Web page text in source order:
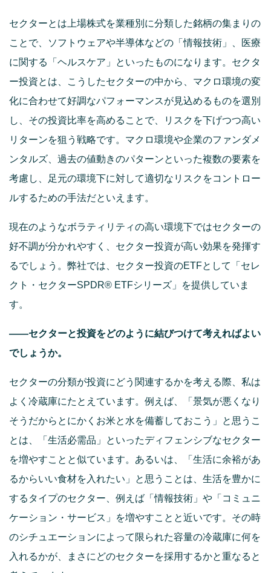
セクターとは上場株式を業種別に分類した銘柄の集まりの
ことで、ソフトウェアや半導体などの「情報技術」、医療
に関する「ヘルスケア」といったものになります。セクタ
ー投資とは、こうしたセクターの中から、マクロ環境の変
化に合わせて好調なパフォーマンスが見込めるものを選別
し、その投資比率を高めることで、リスクを下げつつ高い
リターンを狙う戦略です。マクロ環境や企業のファンダメ
ンタルズ、過去の値動きのパターンといった複数の要素を
考慮し、足元の環境下に対して適切なリスクをコントロー
ルするための手法だといえます。
現在のようなボラティリティの高い環境下ではセクターの
好不調が分かれやすく、セクター投資が高い効果を発揮す
るでしょう。弊社では、セクター投資のETFとして「セレ
クト・セクターSPDR® ETFシリーズ」を提供していま
す。
――セクターと投資をどのように結びつけて考えればよい
でしょうか。
セクターの分類が投資にどう関連するかを考える際、私は
よく冷蔵庫にたとえています。例えば、「景気が悪くなり
そうだからとにかくお米と水を備蓄しておこう」と思うこ
とは、「生活必需品」といったディフェンシブなセクター
を増やすことと似ています。あるいは、「生活に余裕があ
るからいい食材を入れたい」と思うことは、生活を豊かに
するタイプのセクター、例えば「情報技術」や「コミュニ
ケーション・サービス」を増やすことと近いです。その時
のシチュエーションによって限られた容量の冷蔵庫に何を
入れるかが、まさにどのセクターを採用するかと重なると